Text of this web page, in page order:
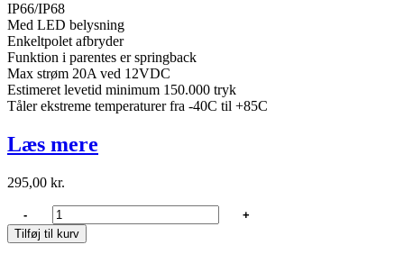
IP66/IP68
Med LED belysning
Enkeltpolet afbryder
Funktion i parentes er springback
Max strøm 20A ved 12VDC
Estimeret levetid minimum 150.000 tryk
Tåler ekstreme temperaturer fra -40C til +85C
Læs mere
295,00 kr.
Carling
tech
Brytare
-
+
Tilføj til kurv